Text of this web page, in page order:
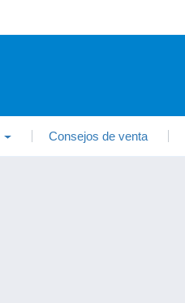
Consejos de venta